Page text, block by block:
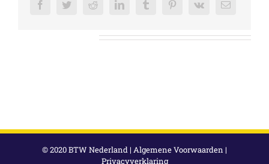
FacebookTwitterRedditLinkedInTumblr PinterestVk
E-
© 2020 BTW Nederland | Algemene Voorwaarden |
Privacyverklaring